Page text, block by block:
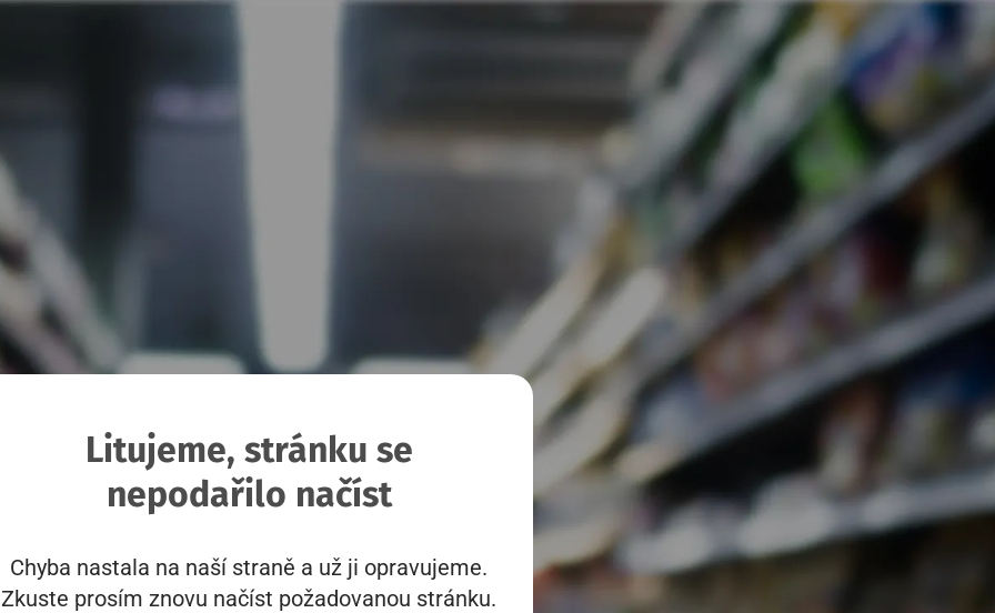
Litujeme, stránku se
nepodařilo načíst
Chyba nastala na naší straně a už ji opravujeme.
Zkuste prosím znovu načíst požadovanou stránku.